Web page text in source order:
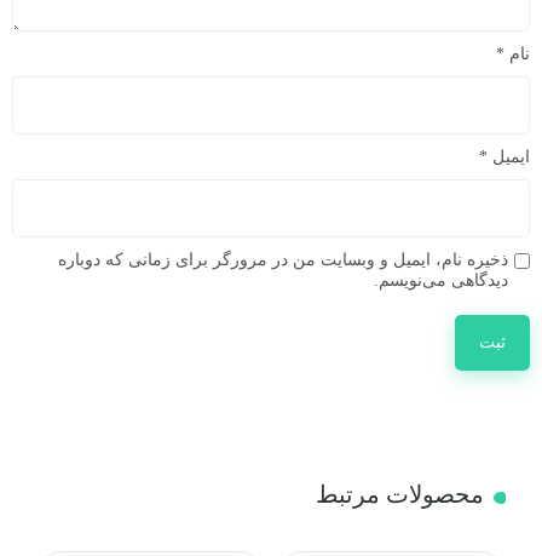
نام *
ایمیل *
ذخیره نام، ایمیل و وبسایت من در مرورگر برای زمانی که دوباره
دیدگاهی می‌نویسم.
محصولات مرتبط